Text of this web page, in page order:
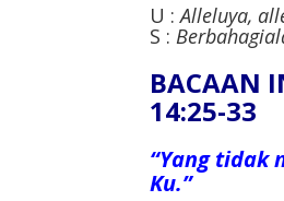
U : Alleluya,
S :
BACAAN
14:25-33
“Yang tidak
Ku.”